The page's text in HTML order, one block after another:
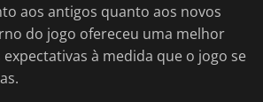
aos antigos quanto aos novos
do jogo ofereceu uma melhor
à medida que o jogo se